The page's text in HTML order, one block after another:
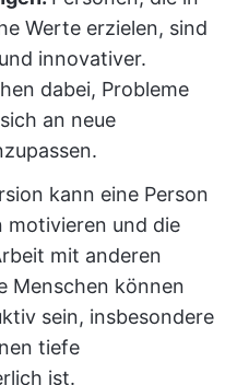
Werte erzielen, sind
innovativer.
dabei, Probleme
an neue
kann eine Person
motivieren und die
mit anderen
Menschen können
sein, insbesondere
tiefe
ist.